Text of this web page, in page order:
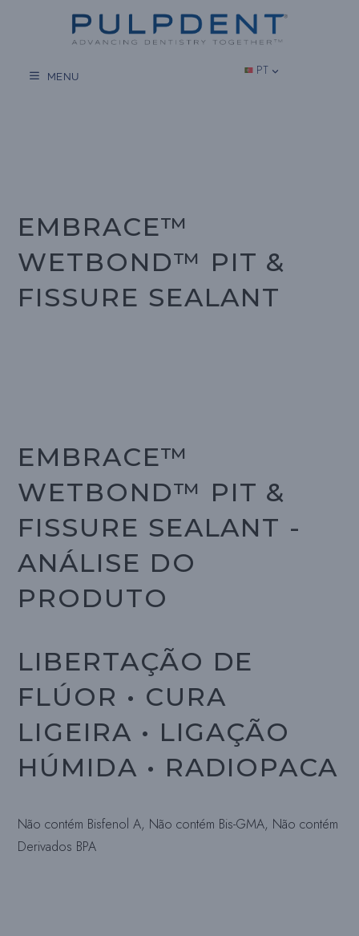
conteúdo
MENU PT
EMBRACE™
WETBOND™ PIT &
FISSURE SEALANT
EMBRACE™
WETBOND™ PIT &
FISSURE SEALANT -
ANÁLISE DO
PRODUTO
LIBERTAÇÃO DE
FLÚOR • CURA
LIGEIRA • LIGAÇÃO
HÚMIDA • RADIOPACA
Não contém Bisfenol A, Não contém Bis-GMA, Não contém
Derivados BPA